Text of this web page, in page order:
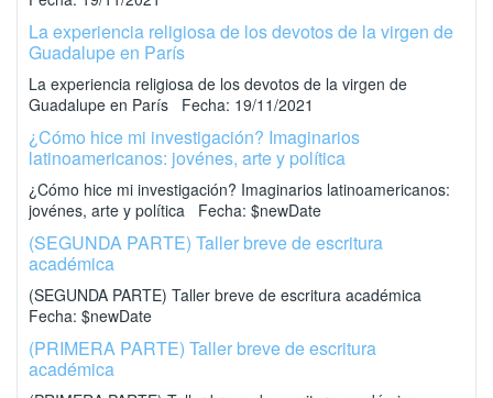
La experiencia religiosa de los devotos de la virgen de
Guadalupe en París
La experiencia religiosa de los devotos de la virgen de
Guadalupe en París Fecha: 19/11/2021
¿Cómo hice mi investigación? Imaginarios
latinoamericanos: jovénes, arte y política
¿Cómo hice mi investigación? Imaginarios latinoamericanos:
jovénes, arte y política Fecha: $newDate
(SEGUNDA PARTE) Taller breve de escritura
académica
(SEGUNDA PARTE) Taller breve de escritura académica
Fecha: $newDate
(PRIMERA PARTE) Taller breve de escritura
académica